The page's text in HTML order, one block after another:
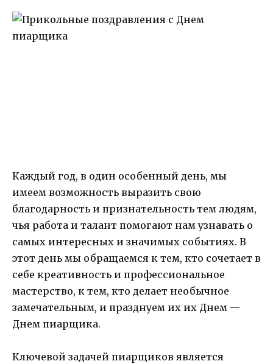
Каждый год, в один особенный день, мы
имеем возможность выразить свою
благодарность и признательность тем людям,
чья работа и талант помогают нам узнавать о
самых интересных и значимых событиях. В
этот день мы обращаемся к тем, кто сочетает в
себе креативность и профессиональное
мастерство, к тем, кто делает необычное
замечательным, и празднуем их их Днем —
Днем пиарщика.
Ключевой задачей пиарщиков является